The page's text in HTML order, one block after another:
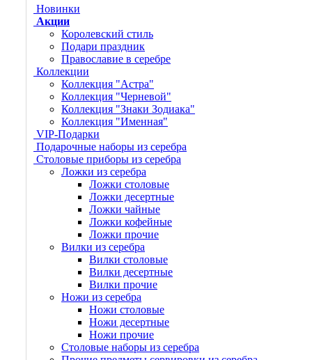
Новинки
Акции
Королевский стиль
Подари праздник
Православие в серебре
Коллекции
Коллекция "Астра"
Коллекция "Черневой"
Коллекция "Знаки Зодиака"
Коллекция "Именная"
VIP-Подарки
Подарочные наборы из серебра
Столовые приборы из серебра
Ложки из серебра
Ложки столовые
Ложки десертные
Ложки чайные
Ложки кофейные
Ложки прочие
Вилки из серебра
Вилки столовые
Вилки десертные
Вилки прочие
Ножи из серебра
Ножи столовые
Ножи десертные
Ножи прочие
Столовые наборы из серебра